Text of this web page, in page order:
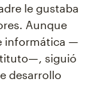
le gustaba
Aunque
informática —
, siguió
desarrollo